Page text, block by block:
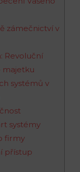
zámečnictví v
Revoluční
majetku
systémů v
systémy
firmy
přístup